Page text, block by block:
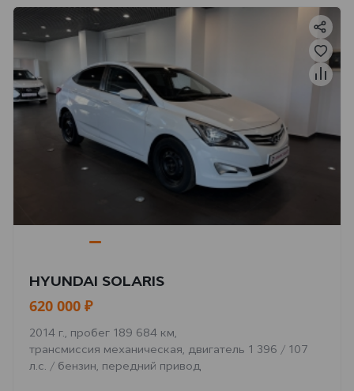
HYUNDAI SOLARIS
620 000 ₽
2014 г., пробег 189 684 км,
трансмиссия механическая, двигатель 1 396 / 107
л.с. / бензин, передний привод